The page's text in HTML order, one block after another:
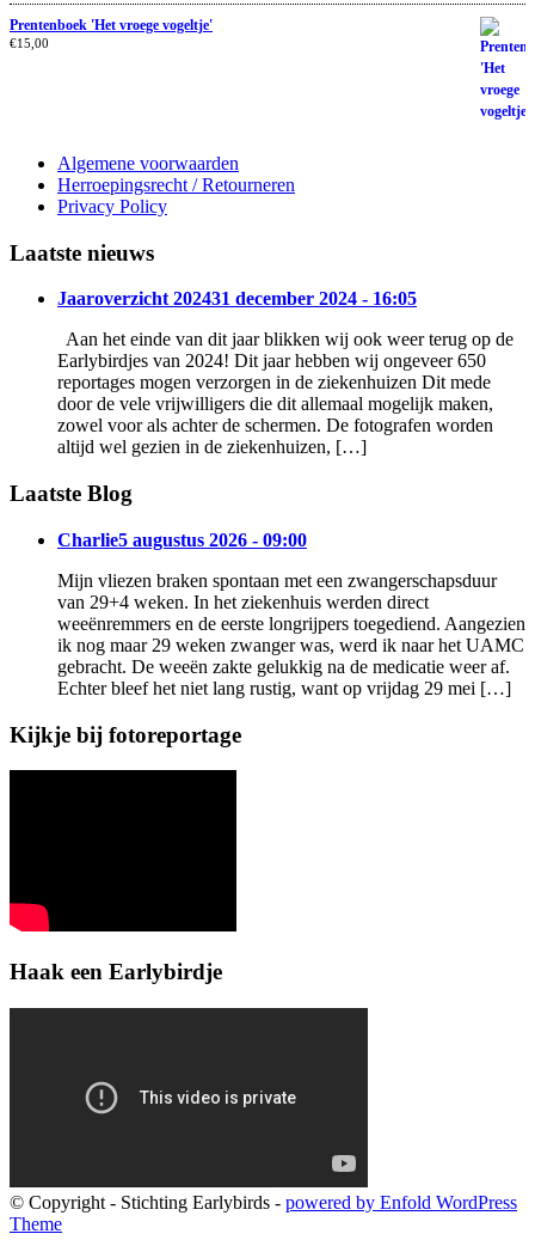
Prentenboek 'Het vroege vogeltje'
€15,00
Algemene voorwaarden
Herroepingsrecht / Retourneren
Privacy Policy
Laatste nieuws
Jaaroverzicht 202431 december 2024 - 16:05
Aan het einde van dit jaar blikken wij ook weer terug op de
Earlybirdjes van 2024! Dit jaar hebben wij ongeveer 650
reportages mogen verzorgen in de ziekenhuizen Dit mede
door de vele vrijwilligers die dit allemaal mogelijk maken,
zowel voor als achter de schermen. De fotografen worden
altijd wel gezien in de ziekenhuizen, […]
Laatste Blog
Charlie5 augustus 2026 - 09:00
Mijn vliezen braken spontaan met een zwangerschapsduur
van 29+4 weken. In het ziekenhuis werden direct
weeënremmers en de eerste longrijpers toegediend. Aangezien
ik nog maar 29 weken zwanger was, werd ik naar het UAMC
gebracht. De weeën zakte gelukkig na de medicatie weer af.
Echter bleef het niet lang rustig, want op vrijdag 29 mei […]
Kijkje bij fotoreportage
Haak een Earlybirdje
© Copyright - Stichting Earlybirds - powered by Enfold WordPress
Theme